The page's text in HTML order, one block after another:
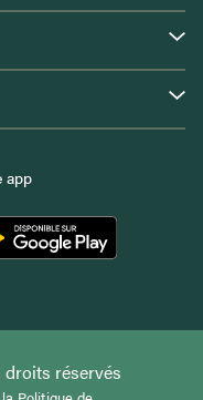
app
réservés